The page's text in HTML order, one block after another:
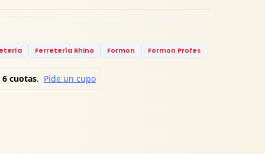
Ferretería Rhino Formon Formon Profes